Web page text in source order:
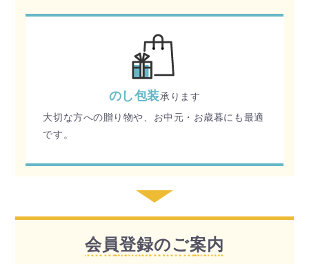
のし包装承ります
大切な方への贈り物や、お中元・お歳暮にも最適
です。
会員登録のご案内